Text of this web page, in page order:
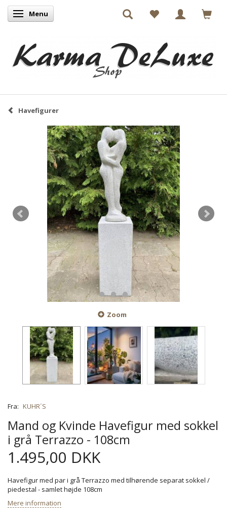
Skifte navigation
Menu
Havefigurer
Zoom
Fra: KUHR´S
Mand og Kvinde Havefigur med sokkel
i grå Terrazzo - 108cm
1.495,00 DKK
Havefigur med par i grå Terrazzo med tilhørende separat sokkel /
piedestal - samlet højde 108cm
Mere information